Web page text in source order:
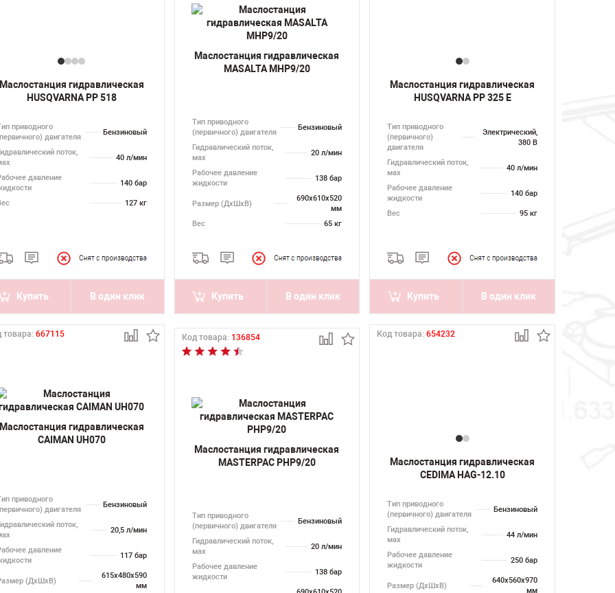
гидравлическая
HUSQVARNA PP 518
приводного
двигателя
Бензиновый
поток,
40 л/мин
давление
140 бар
127 кг
Купить В один клик
Маслостанция гидравлическая
MASALTA MHP9/20
Тип приводного
(первичного) двигателя
Бензиновый
Гидравлический поток,
мах
20 л/мин
Рабочее давление
жидкости
138 бар
Размер (ДхШхВ)
690х610х520
мм
Вес
65 кг
Купить В один клик
Маслостанция гидравлическая
HUSQVARNA PP 325 E
Тип приводного
(первичного)
двигателя
Электрический,
380 В
Гидравлический поток,
мах
40 л/мин
Рабочее давление
жидкости
140 бар
Вес 95 кг
Купить В один клик
товара: 667115
гидравлическая
CAIMAN UH070
приводного
двигателя
Бензиновый
поток,
20,5 л/мин
давление
117 бар
(ДхШхВ)
615х480х590
мм
Код товара: 136854
Маслостанция гидравлическая
MASTERPAC PHP9/20
Тип приводного
(первичного) двигателя
Бензиновый
Гидравлический поток,
мах
20 л/мин
Рабочее давление
жидкости
138 бар
Код товара:654232
Маслостанция гидравлическая
CEDIMA HAG-12.10
Тип приводного
(первичного) двигателя
Бензиновый
Гидравлический поток,
мах
44 л/мин
Рабочее давление
жидкости
250 бар
Размер (ДхШхВ)
640х560х970
мм